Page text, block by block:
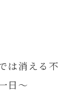
は消える不
日～